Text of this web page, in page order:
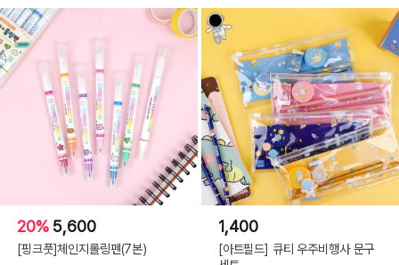
20% 5,600
[핑크풋]체인지롤링펜(7본)
1,400
[아트필드] 큐티 우주비행사 문구